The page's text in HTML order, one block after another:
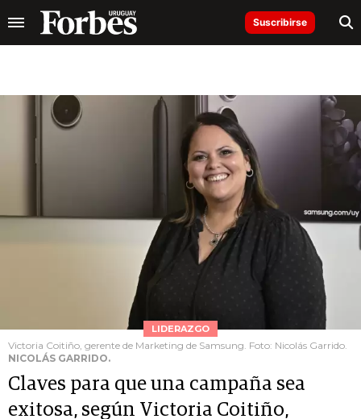
Suscribirse
LIDERAZGO
Victoria Coitiño, gerente de Marketing de Samsung. Foto: Nicolás Garrido.
NICOLÁS GARRIDO.
Claves para que una campaña sea
exitosa, según Victoria Coitiño,